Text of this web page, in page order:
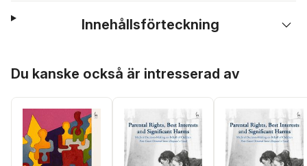
Innehållsförteckning
Du kanske också är intresserad av